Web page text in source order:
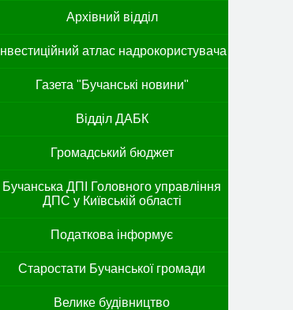
Архівний відділ
Інвестиційний атлас надрокористувача
Газета "Бучанські новини"
Відділ ДАБК
Громадський бюджет
Бучанська ДПІ Головного управління
ДПС у Київській області
Податкова інформує
Старостати Бучанської громади
Велике будівництво